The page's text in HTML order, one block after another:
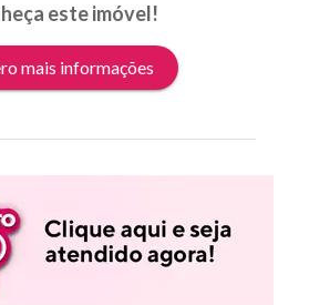
este imóvel!
mais informações